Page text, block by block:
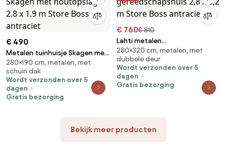
€ 490
Metalen tuinhuisje Skagen met
houtopslag 2.8 x 1.9 m Store
Boss antraciet
280×190 cm, metalen, met
schuin dak
Wordt verzonden over 5
dagen
Gratis bezorging
€ 760€ 810
Lahti metalen
gereedschapshuis 2,8 x 3,2 m
Store Boss antraciet
280×320 cm, metalen, met
dubbele deur
Wordt verzonden over 5
dagen
Gratis bezorging
Bekijk meer producten